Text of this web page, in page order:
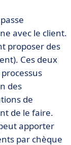
avec le client.
proposer des
Ces deux
des
de
de le faire.
apporter
par chèque